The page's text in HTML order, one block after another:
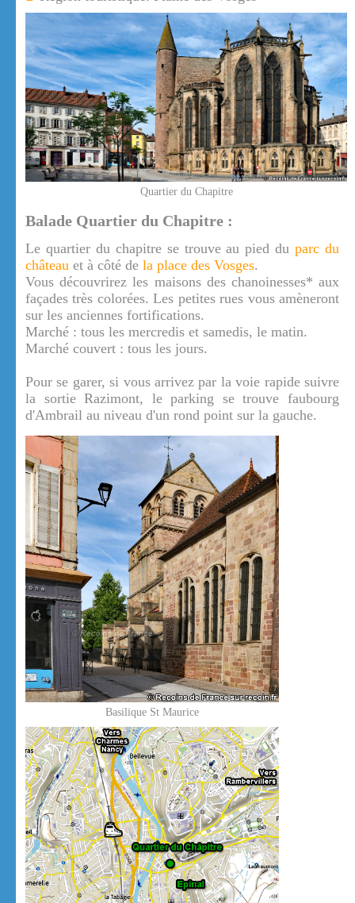
Quartier du Chapitre
Balade Quartier du Chapitre :
Le quartier du chapitre se trouve au pied duparc du
château et à côté de la place des Vosges.
Vous découvrirez les maisons des chanoinesses* aux
façades très colorées. Les petites rues vous amèneront
sur les anciennes fortifications.
Marché : tous les mercredis et samedis, le matin.
Marché couvert : tous les jours.
Pour se garer, si vous arrivez par la voie rapide suivre
la sortie Razimont, le parking se trouve faubourg
d'Ambrail au niveau d'un rond point sur la gauche.
Basilique St Maurice